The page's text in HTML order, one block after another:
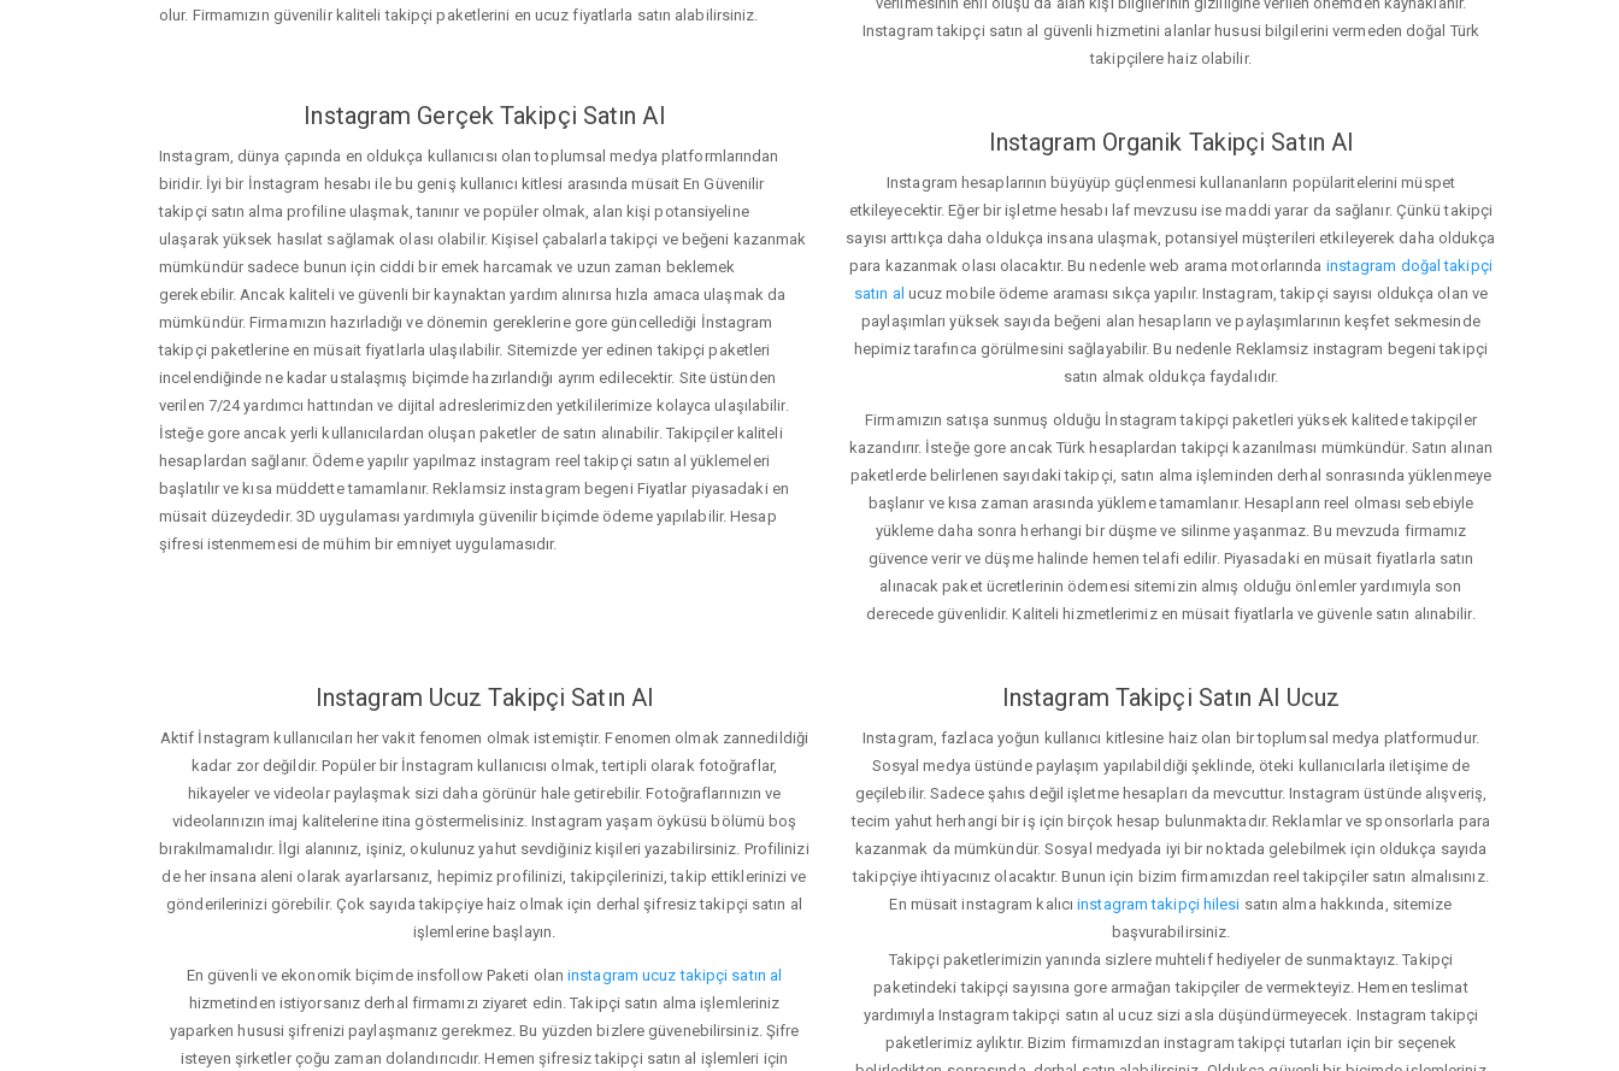
olur. Firmamızın güvenilir kaliteli takipçi paketlerini en ucuz fiyatlarla satın alabilirsiniz.
Instagram takipçi satın al güvenli hizmetini alanlar hususi bilgilerini vermeden doğal Türk
takipçilere haiz olabilir.
Instagram Gerçek Takipçi Satın Al
Instagram, dünya çapında en oldukça kullanıcısı olan toplumsal medya platformlarından
biridir. İyi bir İnstagram hesabı ile bu geniş kullanıcı kitlesi arasında müsait En Güvenilir
takipçi satın alma profiline ulaşmak, tanınır ve popüler olmak, alan kişi potansiyeline
ulaşarak yüksek hasılat sağlamak olası olabilir. Kişisel çabalarla takipçi ve beğeni kazanmak
mümkündür sadece bunun için ciddi bir emek harcamak ve uzun zaman beklemek
gerekebilir. Ancak kaliteli ve güvenli bir kaynaktan yardım alınırsa hızla amaca ulaşmak da
mümkündür. Firmamızın hazırladığı ve dönemin gereklerine gore güncellediği İnstagram
takipçi paketlerine en müsait fiyatlarla ulaşılabilir. Sitemizde yer edinen takipçi paketleri
incelendiğinde ne kadar ustalaşmış biçimde hazırlandığı ayrım edilecektir. Site üstünden
verilen 7/24 yardımcı hattından ve dijital adreslerimizden yetkililerimize kolayca ulaşılabilir.
İsteğe gore ancak yerli kullanıcılardan oluşan paketler de satın alınabilir. Takipçiler kaliteli
hesaplardan sağlanır. Ödeme yapılır yapılmaz instagram reel takipçi satın al yüklemeleri
başlatılır ve kısa müddette tamamlanır. Reklamsiz instagram begeni Fiyatlar piyasadaki en
müsait düzeydedir. 3D uygulaması yardımıyla güvenilir biçimde ödeme yapılabilir. Hesap
şifresi istenmemesi de mühim bir emniyet uygulamasıdır.
Instagram Organik Takipçi Satın Al
Instagram hesaplarının büyüyüp güçlenmesi kullananların popülaritelerini müspet
etkileyecektir. Eğer bir işletme hesabı laf mevzusu ise maddi yarar da sağlanır. Çünkü takipçi
sayısı arttıkça daha oldukça insana ulaşmak, potansiyel müşterileri etkileyerek daha oldukça
para kazanmak olası olacaktır. Bu nedenle web arama motorlarında instagram doğal takipçi
satın al ucuz mobile ödeme araması sıkça yapılır. Instagram, takipçi sayısı oldukça olan ve
paylaşımları yüksek sayıda beğeni alan hesapların ve paylaşımlarının keşfet sekmesinde
hepimiz tarafınca görülmesini sağlayabilir. Bu nedenle Reklamsiz instagram begeni takipçi
satın almak oldukça faydalıdır.
Firmamızın satışa sunmuş olduğu İnstagram takipçi paketleri yüksek kalitede takipçiler
kazandırır. İsteğe gore ancak Türk hesaplardan takipçi kazanılması mümkündür. Satın alınan
paketlerde belirlenen sayıdaki takipçi, satın alma işleminden derhal sonrasında yüklenmeye
başlanır ve kısa zaman arasında yükleme tamamlanır. Hesapların reel olması sebebiyle
yükleme daha sonra herhangi bir düşme ve silinme yaşanmaz. Bu mevzuda firmamız
güvence verir ve düşme halinde hemen telafi edilir. Piyasadaki en müsait fiyatlarla satın
alınacak paket ücretlerinin ödemesi sitemizin almış olduğu önlemler yardımıyla son
derecede güvenlidir. Kaliteli hizmetlerimiz en müsait fiyatlarla ve güvenle satın alınabilir.
Instagram Ucuz Takipçi Satın Al
Aktif İnstagram kullanıcıları her vakit fenomen olmak istemiştir. Fenomen olmak zannedildiği
kadar zor değildir. Popüler bir İnstagram kullanıcısı olmak, tertipli olarak fotoğraflar,
hikayeler ve videolar paylaşmak sizi daha görünür hale getirebilir. Fotoğraflarınızın ve
videolarınızın imaj kalitelerine itina göstermelisiniz. Instagram yaşam öyküsü bölümü boş
bırakılmamalıdır. İlgi alanınız, işiniz, okulunuz yahut sevdiğiniz kişileri yazabilirsiniz. Profilinizi
de her insana aleni olarak ayarlarsanız, hepimiz profilinizi, takipçilerinizi, takip ettiklerinizi ve
gönderilerinizi görebilir. Çok sayıda takipçiye haiz olmak için derhal şifresiz takipçi satın al
işlemlerine başlayın.
En güvenli ve ekonomik biçimde insfollow Paketi olaninstagram ucuz takipçi satın al
hizmetinden istiyorsanız derhal firmamızı ziyaret edin. Takipçi satın alma işlemleriniz
yaparken hususi şifrenizi paylaşmanız gerekmez. Bu yüzden bizlere güvenebilirsiniz. Şifre
isteyen şirketler çoğu zaman dolandırıcıdır. Hemen şifresiz takipçi satın al işlemleri için
Instagram Takipçi Satın Al Ucuz
Instagram, fazlaca yoğun kullanıcı kitlesine haiz olan bir toplumsal medya platformudur.
Sosyal medya üstünde paylaşım yapılabildiği şeklinde, öteki kullanıcılarla iletişime de
geçilebilir. Sadece şahıs değil işletme hesapları da mevcuttur. Instagram üstünde alışveriş,
tecim yahut herhangi bir iş için birçok hesap bulunmaktadır. Reklamlar ve sponsorlarla para
kazanmak da mümkündür. Sosyal medyada iyi bir noktada gelebilmek için oldukça sayıda
takipçiye ihtiyacınız olacaktır. Bunun için bizim firmamızdan reel takipçiler satın almalısınız.
En müsait instagram kalıcıinstagram takipçi hilesi satın alma hakkında, sitemize
başvurabilirsiniz.
Takipçi paketlerimizin yanında sizlere muhtelif hediyeler de sunmaktayız. Takipçi
paketindeki takipçi sayısına gore armağan takipçiler de vermekteyiz. Hemen teslimat
yardımıyla Instagram takipçi satın al ucuz sizi asla düşündürmeyecek. Instagram takipçi
paketlerimiz aylıktır. Bizim firmamızdan instagram takipçi tutarları için bir seçenek